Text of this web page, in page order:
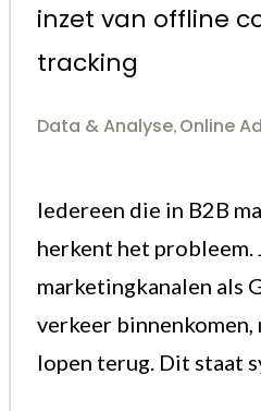
inzet van offline
tracking
Data & Analyse Online
Iedereen die in B2B
herkent het probleem.
marketingkanalen als
verkeer binnenkomen,
lopen terug. Dit staat